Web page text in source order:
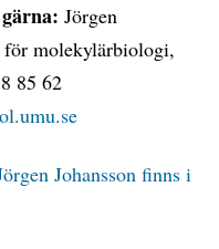
Jörgen
för molekylärbiologi,
85 62
Johansson finns i